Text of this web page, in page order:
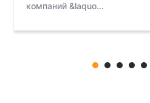
компаний &laquo...